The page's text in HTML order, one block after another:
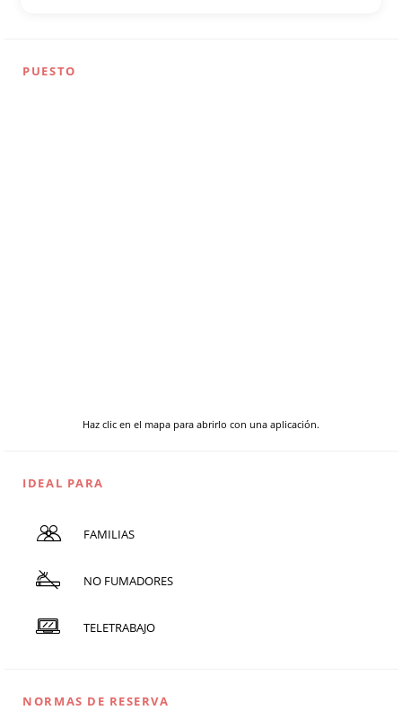
PUESTO
Haz clic en el mapa para abrirlo con una aplicación.
IDEAL PARA
FAMILIAS
NO FUMADORES
TELETRABAJO
NORMAS DE RESERVA